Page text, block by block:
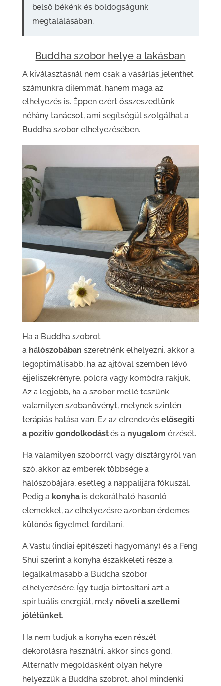
belső békénk és boldogságunk
megtalálásában.
Buddha szobor helye a lakásban
A kiválasztásnál nem csak a vásárlás jelenthet
számunkra dilemmát, hanem maga az
elhelyezés is. Éppen ezért összeszedtünk
néhány tanácsot, ami segítségül szolgálhat a
Buddha szobor elhelyezésében.
Ha a Buddha szobrot
a hálószobában szeretnénk elhelyezni, akkor a
legoptimálisabb, ha az ajtóval szemben lévő
éjjeliszekrényre, polcra vagy komódra rakjuk.
Az a legjobb, ha a szobor mellé teszünk
valamilyen szobanövényt, melynek szintén
terápiás hatása van. Ez az elrendezés elősegíti
a pozitív gondolkodást és a nyugalom érzését.
Ha valamilyen szoborról vagy dísztárgyról van
szó, akkor az emberek többsége a
hálószobájára, esetleg a nappalijára fókuszál.
Pedig a konyhais dekorálható hasonló
elemekkel, az elhelyezésre azonban érdemes
különös figyelmet fordítani.
A Vastu (indiai építészeti hagyomány) és a Feng
Shui szerint a konyha északkeleti része a
legalkalmasabb a Buddha szobor
elhelyezésére. Így tudja biztosítani azt a
spirituális energiát, mely növeli a szellemi
jólétünket.
Ha nem tudjuk a konyha ezen részét
dekorolásra használni, akkor sincs gond.
Alternatív megoldásként olyan helyre
helyezzük a Buddha szobrot, ahol mindenki